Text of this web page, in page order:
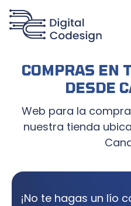
COMPRAS EN
DESDE
Web para la
nuestra tienda
¡No te hagas un lío